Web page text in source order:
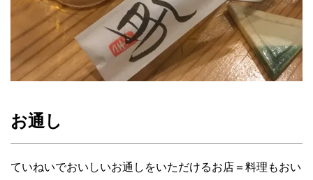
お通し
ていねいでおいしいお通しをいただけるお店＝料理もおい